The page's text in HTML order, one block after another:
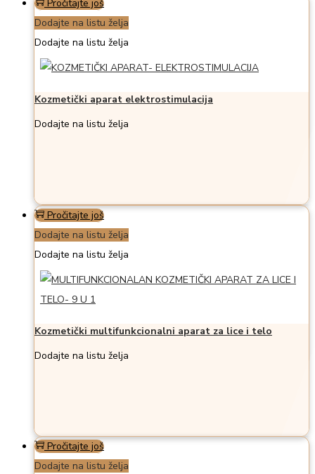
Pročitajte još
Dodajte na listu želja
Dodajte na listu želja
Kozmetički aparat elektrostimulacija
Dodajte na listu želja
Pročitajte još
Dodajte na listu želja
Dodajte na listu želja
Kozmetički multifunkcionalni aparat za lice i telo
Dodajte na listu želja
Pročitajte još
Dodajte na listu želja